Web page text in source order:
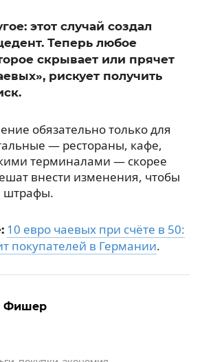
этот случай создал
Теперь любое
скрывает или прячет
рискует получить
обязательно только для
— рестораны, кафе,
терминалами — скорее
внести изменения, чтобы
штрафы.
10 евро чаевых при счёте в 50:
покупателей в Германии.
Фишер